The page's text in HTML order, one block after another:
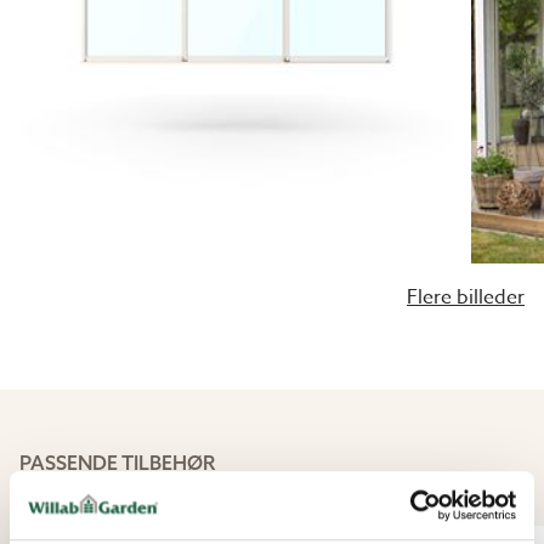
godt som tidløst parti. Håndtagsprofilen er integreret
minimalistisk udtryk og en fleksi­bel funktion, så hele
WG 25 skydepartier er opbygget af en karm bestå­ende
af 4 profiler, som skrues fast i konstruktionen. Derefter
Flere billeder
PASSENDE TILBEHØR